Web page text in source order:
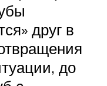
друг в
до